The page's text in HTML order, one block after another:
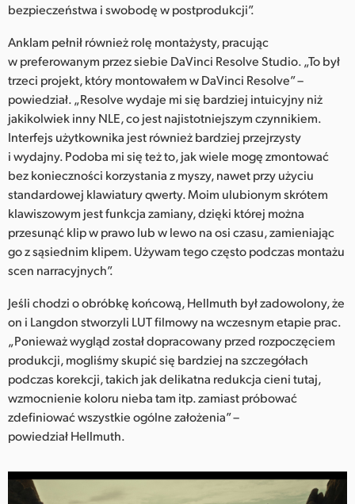
bezpieczeństwa i swobodę w postprodukcji”.
Anklam pełnił również rolę montażysty, pracując
w preferowanym przez siebie DaVinci Resolve Studio. „To był
trzeci projekt, który montowałem w DaVinci Resolve” –
powiedział. „Resolve wydaje mi się bardziej intuicyjny niż
jakikolwiek inny NLE, co jest najistotniejszym czynnikiem.
Interfejs użytkownika jest również bardziej przejrzysty
i wydajny. Podoba mi się też to, jak wiele mogę zmontować
bez konieczności korzystania z myszy, nawet przy użyciu
standardowej klawiatury qwerty. Moim ulubionym skrótem
klawiszowym jest funkcja zamiany, dzięki której można
przesunąć klip w prawo lub w lewo na osi czasu, zamieniając
go z sąsiednim klipem. Używam tego często podczas montażu
scen narracyjnych”.
Jeśli chodzi o obróbkę końcową, Hellmuth był zadowolony, że
on i Langdon stworzyli LUT filmowy na wczesnym etapie prac.
„Ponieważ wygląd został dopracowany przed rozpoczęciem
produkcji, mogliśmy skupić się bardziej na szczegółach
podczas korekcji, takich jak delikatna redukcja cieni tutaj,
wzmocnienie koloru nieba tam itp. zamiast próbować
zdefiniować wszystkie ogólne założenia” –
powiedział Hellmuth.